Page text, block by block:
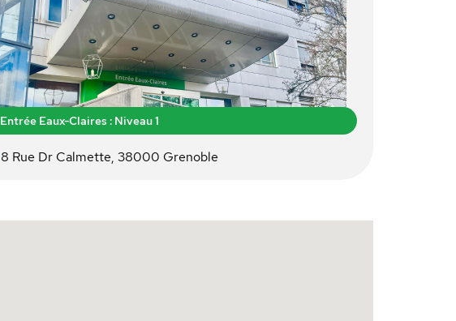
Entrée Eaux-Claires : Niveau 1
8 Rue Dr Calmette, 38000 Grenoble